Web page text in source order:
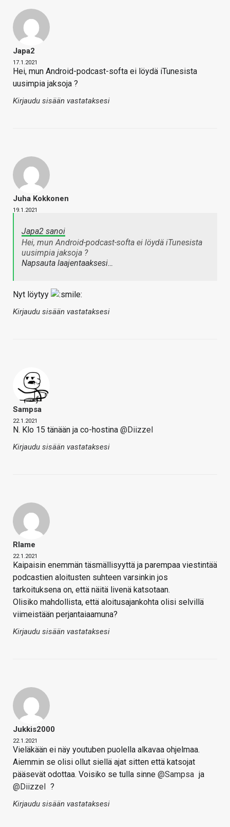
Japa2
17.1.2021
Hei, mun Android-podcast-softa ei löydä iTunesista
uusimpia jaksoja ?
Kirjaudu sisään vastataksesi
Juha Kokkonen
19.1.2021
Japa2 sanoi
Hei, mun Android-podcast-softa ei löydä iTunesista
uusimpia jaksoja ?
Napsauta laajentaaksesi…
Nyt löytyy
Kirjaudu sisään vastataksesi
Sampsa
22.1.2021
N. Klo 15 tänään ja co-hostina @Diizzel
Kirjaudu sisään vastataksesi
Rlame
22.1.2021
Kaipaisin enemmän täsmällisyyttä ja parempaa viestintää
podcastien aloitusten suhteen varsinkin jos
tarkoituksena on, että näitä livenä katsotaan.
Olisiko mahdollista, että aloitusajankohta olisi selvillä
viimeistään perjantaiaamuna?
Kirjaudu sisään vastataksesi
Jukkis2000
22.1.2021
Vieläkään ei näy youtuben puolella alkavaa ohjelmaa.
Aiemmin se olisi ollut siellä ajat sitten että katsojat
pääsevät odottaa. Voisiko se tulla sinne @Sampsa ja
@Diizzel ?
Kirjaudu sisään vastataksesi